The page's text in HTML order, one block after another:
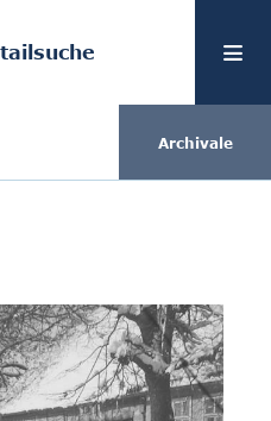
Archivale